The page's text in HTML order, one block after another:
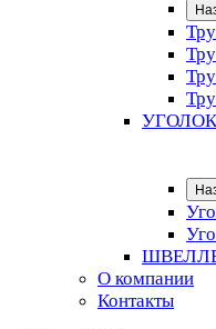
УГОЛОК
О компании
Контакты